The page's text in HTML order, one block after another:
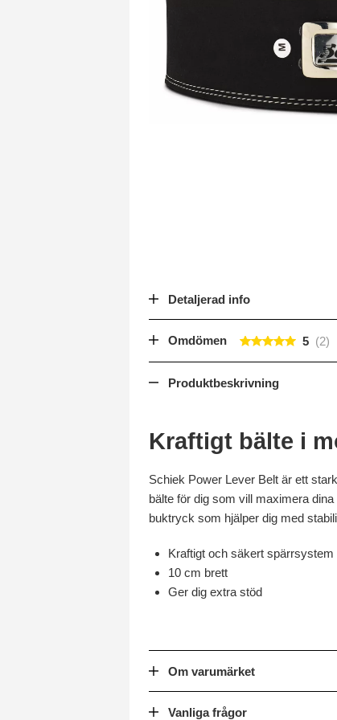
Detaljerad info
Omdömen 5
Produktbeskrivning
Kraftigt bälte i
Schiek Power Lever Belt är ett
bälte för dig som vill maximera
buktryck som hjälper dig med
Kraftigt och säkert spärrsystem
10 cm brett
Ger dig extra stöd
Om varumärket
Vanliga frågor